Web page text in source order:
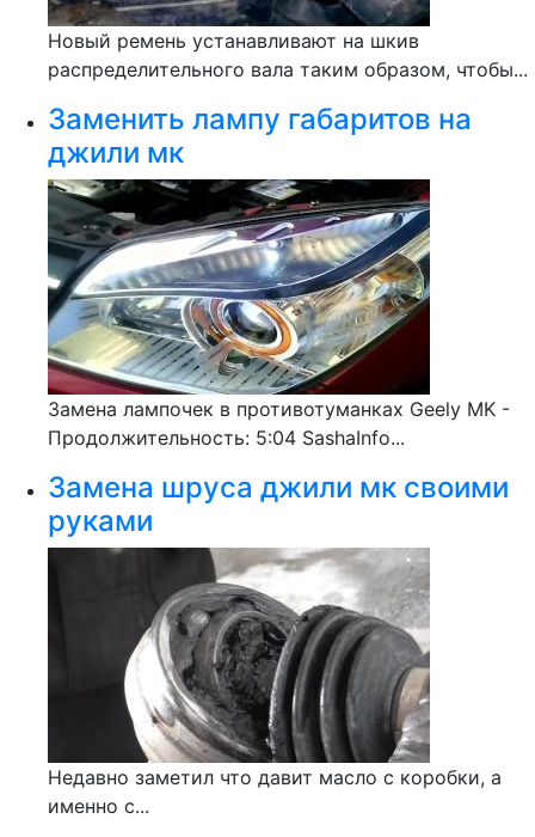
Новый ремень устанавливают на шкив
распределительного вала таким образом, чтобы...
Заменить лампу габаритов на
джили мк
Замена лампочек в противотуманках Geely MK -
Продолжительность: 5:04 SashaInfo...
Замена шруса джили мк своими
руками
Недавно заметил что давит масло с коробки, а
именно с...